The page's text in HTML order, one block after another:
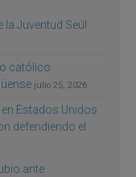
Juventud Seúl
católico
julio 25, 2026
Estados Unidos
defendiendo el
ante